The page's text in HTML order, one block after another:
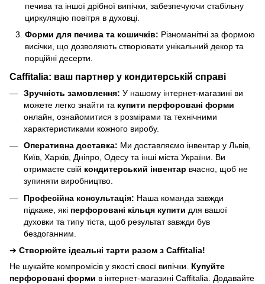
печива та іншої дрібної випічки, забезпечуючи стабільну
циркуляцію повітря в духовці.
Форми для печива та кошичків: Різноманітні за формою
висічки, що дозволяють створювати унікальний декор та
порційні десерти.
Caffitalia: ваш партнер у кондитерській справі
Зручність замовлення: У нашому інтернет-магазині ви
можете легко знайти та купити перфоровані форми
онлайн, ознайомитися з розмірами та технічними
характеристиками кожного виробу.
Оперативна доставка: Ми доставляємо інвентар у Львів,
Київ, Харків, Дніпро, Одесу та інші міста України. Ви
отримаєте свій кондитерський інвентар вчасно, щоб не
зупиняти виробництво.
Професійна консультація: Наша команда завжди
підкаже, які перфоровані кільця купити для вашої
духовки та типу тіста, щоб результат завжди був
бездоганним.
➔ Створюйте ідеальні тарти разом з Caffitalia!
Не шукайте компромісів у якості своєї випічки. Купуйте
перфоровані форми в інтернет-магазині Caffitalia. Додавайте